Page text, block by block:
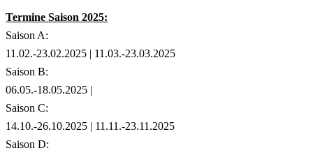
Termine Saison 2025:
Saison A:
11.02.-23.02.2025 | 11.03.-23.03.2025
Saison B:
06.05.-18.05.2025 |
Saison C:
14.10.-26.10.2025 | 11.11.-23.11.2025
Saison D: